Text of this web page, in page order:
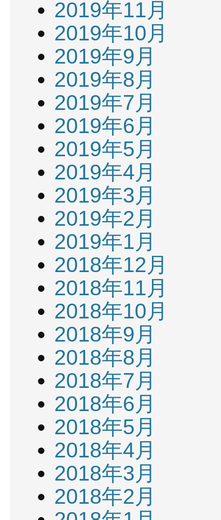
2019年11月
2019年10月
2019年9月
2019年8月
2019年7月
2019年6月
2019年5月
2019年4月
2019年3月
2019年2月
2019年1月
2018年12月
2018年11月
2018年10月
2018年9月
2018年8月
2018年7月
2018年6月
2018年5月
2018年4月
2018年3月
2018年2月